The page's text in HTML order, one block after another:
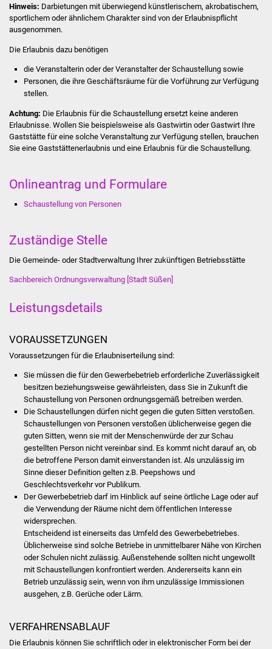
FNP / Bebauungspläne
Stadtinfo
Partnerstädte
Projekte
Schulentwicklung Bizet
Ortsentwicklung
Dienstleistungen
Lebenslagen
Formulare
Bürgerinfos
Bildung
Kindergärten
Kolping-Musikschule
Hinweis: Darbietungen mit überwiegend künstlerischem, akrobatischem,
sportlichem oder ähnlichem Charakter sind von der Erlaubnispflicht
ausgenommen.
Die Erlaubnis dazu benötigen
die Veranstalterin oder der Veranstalter der Schaustellung sowie
Personen, die ihre Geschäftsräume für die Vorführung zur Verfügung
stellen.
Achtung: Die Erlaubnis für die Schaustellung ersetzt keine anderen
Erlaubnisse.Wollen Sie beispielsweise als Gastwirtin oder Gastwirt Ihre
Gaststätte für eine solche Veranstaltung zur Verfügung stellen, brauchen
Sie eine Gaststättenerlaubnis und eine Erlaubnis für die Schaustellung.
Onlineantrag und Formulare
Schaustellung von Personen
Zuständige Stelle
Die Gemeinde- oder Stadtverwaltung Ihrer zukünftigen Betriebsstätte
Sachbereich Ordnungsverwaltung [Stadt Süßen]
Leistungsdetails
VORAUSSETZUNGEN
Voraussetzungen für die Erlaubniserteilung sind:
Sie müssen die für den Gewerbebetrieb erforderliche Zuverlässigkeit
besitzen beziehungsweise gewährleisten, dass Sie in Zukunft die
Schaustellung von Personen ordnungsgemäß betreiben werden.
Die Schaustellungen dürfen nicht gegen die guten Sitten verstoßen.
Schaustellungen von Personen verstoßen üblicherweise gegen die
guten Sitten, wenn sie mit der Menschenwürde der zur Schau
gestellten Person nicht vereinbar sind. Es kommt nicht darauf an, ob
die betroffene Person damit einverstanden ist. Als unzulässig im
Sinne dieser Definition gelten z.B. Peepshows und
Geschlechtsverkehr vor Publikum.
Der Gewerbebetrieb darf im Hinblick auf seine örtliche Lage oder auf
die Verwendung der Räume nicht dem öffentlichen Interesse
widersprechen.
Entscheidend ist einerseits das Umfeld des Gewerbebetriebes.
Üblicherweise sind solche Betriebe in unmittelbarer Nähe von Kirchen
oder Schulen nicht zulässig. Außenstehende sollten nicht ungewollt
mit Schaustellungen konfrontiert werden. Andererseits kann ein
Betrieb unzulässig sein, wenn von ihm unzulässige Immissionen
ausgehen, z.B. Gerüche oder Lärm.
VERFAHRENSABLAUF
Die Erlaubnis können Sie schriftlich oder in elektronischer Form bei der